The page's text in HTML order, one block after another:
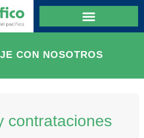
CON NOSOTROS
contrataciones